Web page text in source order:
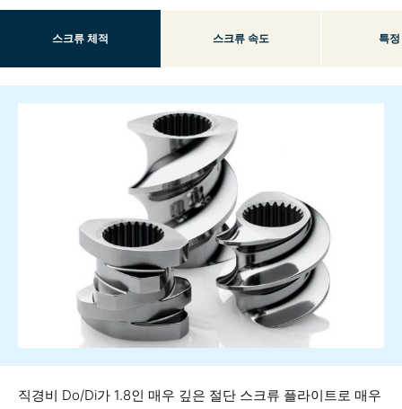
스크류 체적 스크류 속도 특
직경비 Do/Di가 1.8인 매우 깊은 절단 스크류 플라이트로 매우